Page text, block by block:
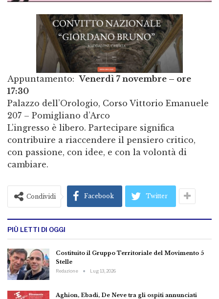
Appuntamento:Venerdì 7 novembre – ore
17:30
Palazzo dell’Orologio, Corso Vittorio Emanuele
207 – Pomigliano d’Arco
L’ingresso è libero. Partecipare significa
contribuire a riaccendere il pensiero critico,
con passione, con idee, e con la volontà di
cambiare.
Condividi Facebook Twitter
PIÙ LETTI DI OGGI
Costituito il Gruppo Territoriale del Movimento 5
Stelle
Redazione Lug 13, 2026
Aghion, Ebadi, De Neve tra gli ospiti annunciati